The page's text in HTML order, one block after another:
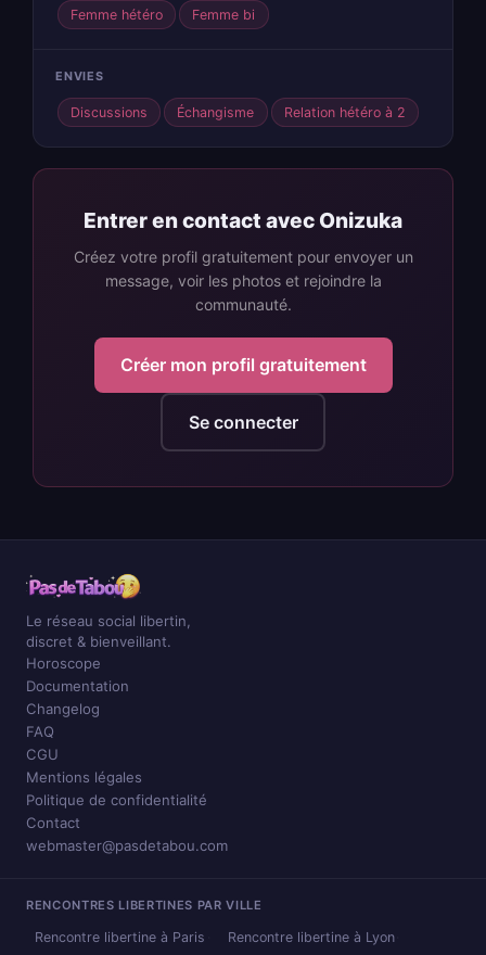
Femme hétéro Femme bi
ENVIES
Discussions Échangisme Relation hétéro à 2
Entrer en contact avec Onizuka
Créez votre profil gratuitement pour envoyer un
message, voir les photos et rejoindre la
communauté.
Créer mon profil gratuitement
Se connecter
Le réseau social libertin,
discret & bienveillant.
Horoscope
Documentation
Changelog
FAQ
CGU
Mentions légales
Politique de confidentialité
Contact
webmaster@pasdetabou.com
RENCONTRES LIBERTINES PAR VILLE
Rencontre libertine à Paris
Rencontre libertine à Lyon